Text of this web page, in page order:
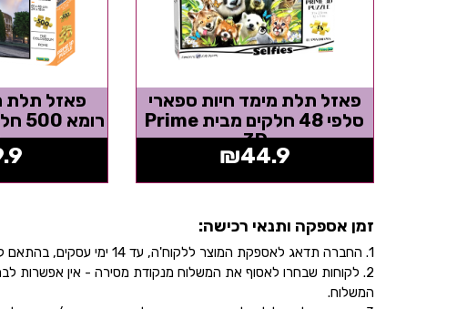
פאזל תלת מימד חיות ספארי
סלפי 48 חלקים מבית Prime
3D
₪44.9
פאזל תלת
זמן אספקה ותנאי רכישה:
1. החברה תדאג לאספקת המוצר ללקוח'ה, עד 14 ימי עסקים, בהתאם לכתובת שהוקלדה על ידו/ה בעת ביצוע הרכישה באתר.
2. לקוחות שבחרו לאסוף את המשלוח מנקודת מסירה - אין אפשרות
המשלוח.